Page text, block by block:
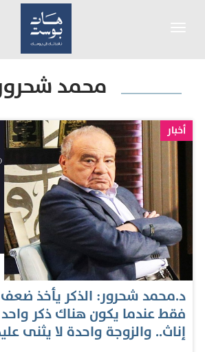
محمد
أخبار
د.محمد شحرور: الذكر يأخذ
فقط عندما يكون هناك ذكر واحد
إناث.. والزوجة واحدة لا يثنى